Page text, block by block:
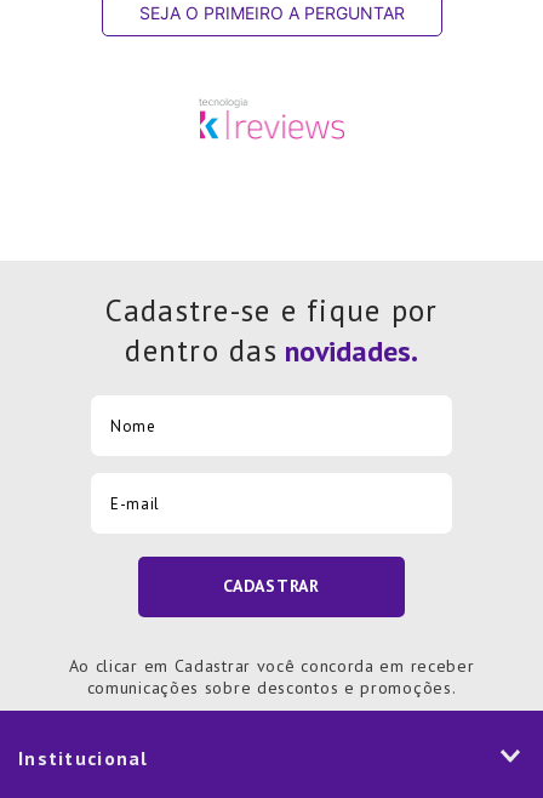
SEJA O PRIMEIRO A PERGUNTAR
Cadastre-se e fique por
dentro das
CADASTRAR
Ao clicar em Cadastrar você concorda em receber
comunicações sobre descontos e promoções.
Institucional